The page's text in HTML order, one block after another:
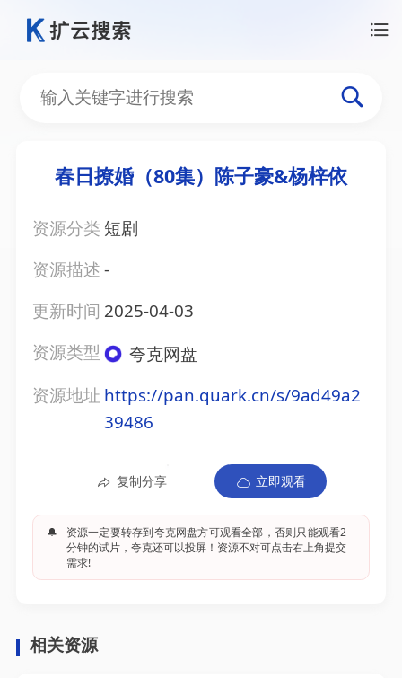
春日撩婚（80集）陈子豪&杨梓依
资源分类 短剧
资源描述-
更新时间 2025-04-03
资源类型
夸克网盘
资源地址 https://pan.quark.cn/s/9ad49a2
39486
复制分享 立即观看
🔔
资源一定要转存到夸克网盘方可观看全部，否则只能观看2
分钟的试片，夸克还可以投屏！资源不对可点击右上角提交
需求!
相关资源